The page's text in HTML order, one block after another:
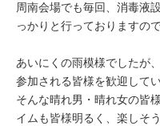
周南会場でも毎回、消毒液
っかりと行っておりますの
あいにくの雨模様でしたが
参加される皆様を歓迎して
そんな晴れ男・晴れ女の皆
イムも皆様明るく、楽しそ